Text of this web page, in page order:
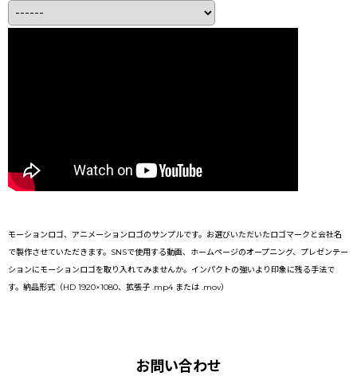
モーションロゴ、アニメーションロゴのサンプルです。お選びいただいたロゴマークと会社名
で製作させていただきます。SNSで使用する動画、ホームページのオープニング、プレゼンテー
ションにモーションロゴを取り入れてみませんか。インパクトの強いより印象に残る手法で
す。納品形式（HD 1920×1080、拡張子 .mp4 または .mov）
お問い合わせ